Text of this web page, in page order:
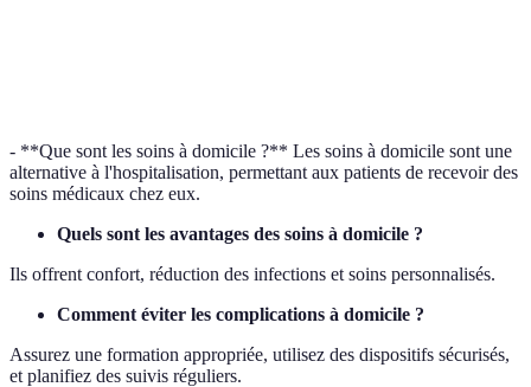
- **Que sont les soins à domicile ?** Les soins à domicile sont une
alternative à l'hospitalisation, permettant aux patients de recevoir des
soins médicaux chez eux.
Quels sont les avantages des soins à domicile ?
Ils offrent confort, réduction des infections et soins personnalisés.
Comment éviter les complications à domicile ?
Assurez une formation appropriée, utilisez des dispositifs sécurisés,
et planifiez des suivis réguliers.